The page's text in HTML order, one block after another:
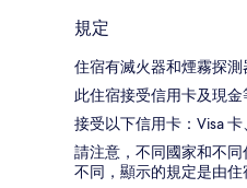
規定
住宿有滅火器和煙霧探測
此住宿接受信用卡及現金
接受以下信用卡：Visa
請注意，不同國家和不
不同，顯示的規定是由住